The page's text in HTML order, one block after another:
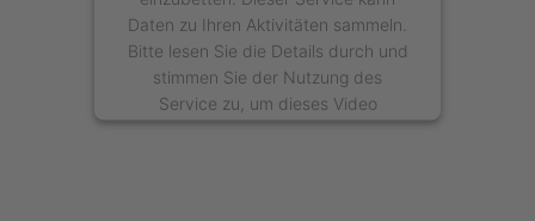
Daten zu Ihren Aktivitäten sammeln.
Bitte lesen Sie die Details durch und
stimmen Sie der Nutzung des
Service zu, um dieses Video
anzusehen.